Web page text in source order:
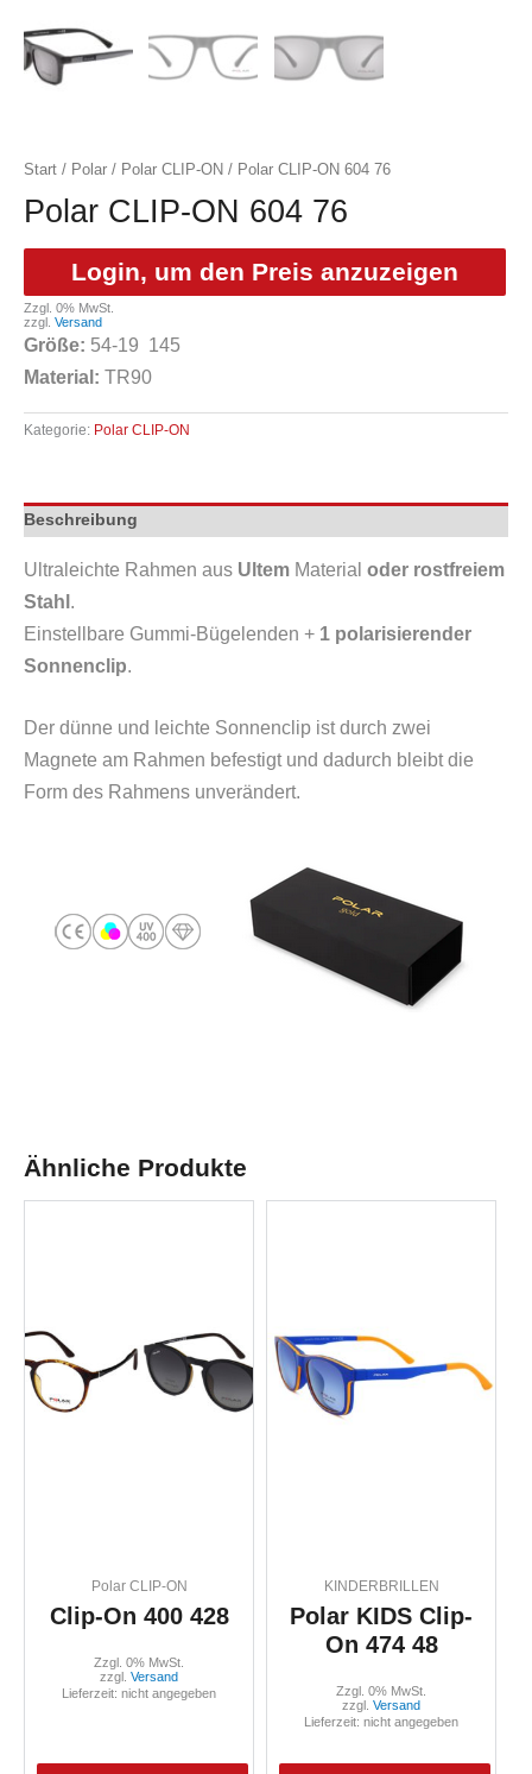
Start / Polar / Polar CLIP-ON / Polar CLIP-ON 604 76
Polar CLIP-ON 604 76
Login, um den Preis anzuzeigen
Zzgl. 0% MwSt.
zzgl. Versand
Größe: 54-19 145
Material: TR90
Kategorie: Polar CLIP-ON
Beschreibung
Ultraleichte Rahmen aus Ultem Material oder rostfreiem
Stahl .
Einstellbare Gummi-Bügelenden + 1 polarisierender
Sonnenclip.
Der dünne und leichte Sonnenclip ist durch zwei
Magnete am Rahmen befestigt und dadurch bleibt die
Form des Rahmens unverändert.
Ähnliche Produkte
Polar CLIP-ON
Clip-On 400 428
Zzgl. 0% MwSt.
zzgl. Versand
Lieferzeit: nicht angegeben
KINDERBRILLEN
Polar KIDS Clip-
On 474 48
Zzgl. 0% MwSt.
zzgl. Versand
Lieferzeit: nicht angegeben